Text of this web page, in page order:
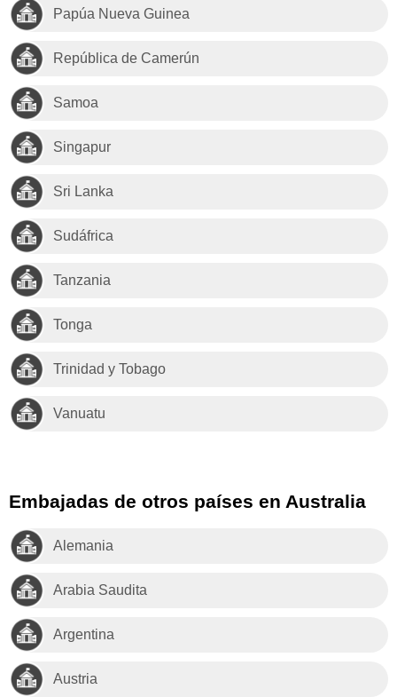
Papúa Nueva Guinea
República de Camerún
Samoa
Singapur
Sri Lanka
Sudáfrica
Tanzania
Tonga
Trinidad y Tobago
Vanuatu
Embajadas de otros países en Australia
Alemania
Arabia Saudita
Argentina
Austria